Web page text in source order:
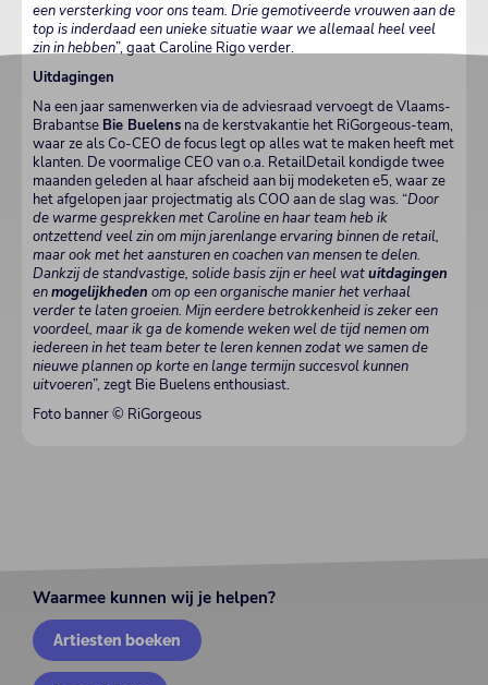
een versterking voor ons team. Drie gemotiveerde vrouwen aan de
top is inderdaad een unieke situatie waar we allemaal heel veel
zin in hebben”, gaat Caroline Rigo verder.
Uitdagingen
Na een jaar samenwerken via de adviesraad vervoegt de Vlaams-
Brabantse Bie Buelens na de kerstvakantie het RiGorgeous-team,
waar ze als Co-CEO de focus legt op alles wat te maken heeft met
klanten. De voormalige CEO van o.a. RetailDetail kondigde twee
maanden geleden al haar afscheid aan bij modeketen e5, waar ze
het afgelopen jaar projectmatig als COO aan de slag was. “Door
de warme gesprekken met Caroline en haar team heb ik
ontzettend veel zin om mijn jarenlange ervaring binnen de retail,
maar ook met het aansturen en coachen van mensen te delen.
Dankzij de standvastige, solide basis zijn er heel watuitdagingen
enmogelijkheden om op een organische manier het verhaal
verder te laten groeien. Mijn eerdere betrokkenheid is zeker een
voordeel, maar ik ga de komende weken wel de tijd nemen om
iedereen in het team beter te leren kennen zodat we samen de
nieuwe plannen op korte en lange termijn succesvol kunnen
uitvoeren”, zegt Bie Buelens enthousiast.
Foto banner © RiGorgeous
Waarmee kunnen wij je helpen?
Artiesten boeken